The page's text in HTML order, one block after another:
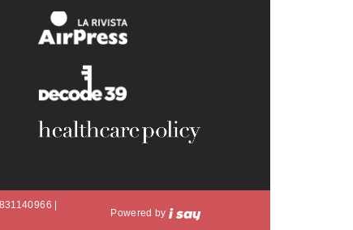
|
Powered by